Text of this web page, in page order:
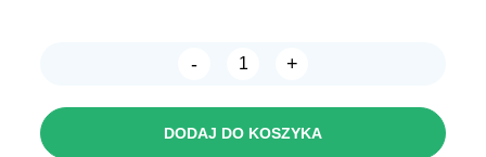
-
ilość
PER
+
DODAJ DO KOSZYKA